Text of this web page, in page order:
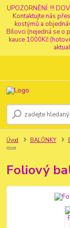
UPOZORNĚNÍ: !!!
Kontaktujte nás
kostýmů a
Bílovci (nejedná se o
kauce 1000Kč
Úvod BALÓNKY
rose
Foliový